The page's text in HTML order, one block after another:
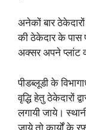
अनेकों बार
की ठेकेदार के पास
अक्सर अपने प्लांट
पीडब्लूडी के
वृद्धि हेतु ठेकेदारों
लगायी जाये।
जाये तो कार्यों के